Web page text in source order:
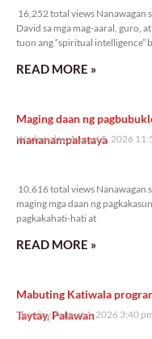
16,252 total views Nanawagan
David sa mga mag-aaral, guro,
tuon ang “spiritual intelligence”
READ MORE »
Maging daan ng
mananampalataya
Wednesday, August 5, 2026
10,616 total views Nanawagan
maging mga daan ng
pagkakahati-hati at
READ MORE »
Mabuting Katiwala
Taytay, Palawan
Tuesday, August 4, 2026 3:40